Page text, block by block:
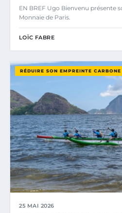
EN BREF Ugo Bienvenu présente
Monnaie de Paris.
LOÏC FABRE
RÉDUIRE SON EMPREINTE CARBONE
25 MAI 2026